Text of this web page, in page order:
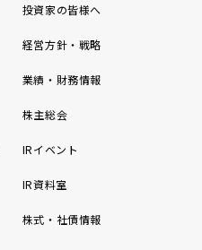
投資家の皆様へ
経営方針・戦略
業績・財務情報
株主総会
IRイベント
IR資料室
株式・社債情報